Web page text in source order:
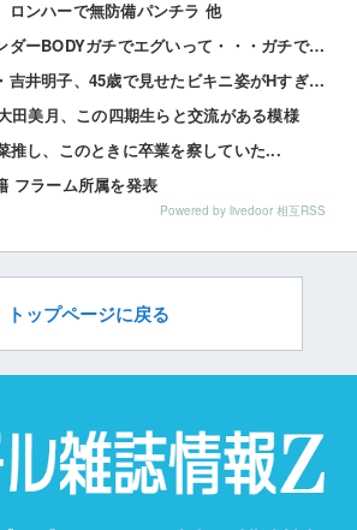
ロンハーで無防備パンチラ 他
金村美玖さんのスレンダーBODYガチでエグいって・・・ガチでエグいって・・・ 他
【画像】気象予報士・吉井明子、45歳で見せたビキニ姿がHすぎる 他
田美月、この四期生らと交流がある模様
推し、このときに卒業を察していた...
フラーム所属を発表
Powered by livedoor 相互RSS
トップページに戻る